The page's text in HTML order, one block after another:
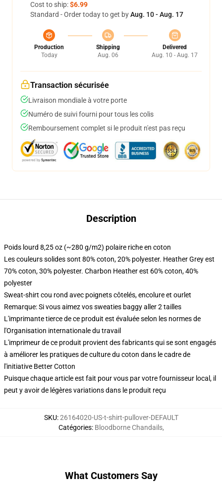
Cost to ship:$6.99
Standard - Order today to get byAug. 10 - Aug. 17
Production
Today
Shipping
Aug. 06
Delivered
Aug. 10 - Aug. 17
Transaction sécurisée
Livraison mondiale à votre porte
Numéro de suivi fourni pour tous les colis
Remboursement complet si le produit n'est pas reçu
Description
Poids lourd 8,25 oz (~280 g/m2) polaire riche en coton
Les couleurs solides sont 80% coton, 20% polyester. Heather Grey est
70% coton, 30% polyester. Charbon Heather est 60% coton, 40%
polyester
Sweat-shirt cou rond avec poignets côtelés, encolure et ourlet
Remarque: Si vous aimez vos sweaties baggy aller 2 tailles
L'imprimante tierce de ce produit est évaluée selon les normes de
l'Organisation internationale du travail
L'imprimeur de ce produit provient des fabricants qui se sont engagés
à améliorer les pratiques de culture du coton dans le cadre de
l'initiative Better Cotton
Puisque chaque article est fait pour vous par votre fournisseur local, il
peut y avoir de légères variations dans le produit reçu
SKU:26164020-US-t-shirt-pullover-DEFAULT
Catégories: Bloodborne Chandails,
What Customers Say